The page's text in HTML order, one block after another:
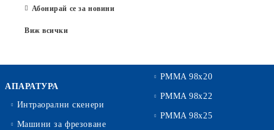
Абонирай се за новини
Виж всички
АПАРАТУРА
Интраорални скенери
Машини за фрезоване
PMMA 98x20
PMMA 98x22
PMMA 98x25